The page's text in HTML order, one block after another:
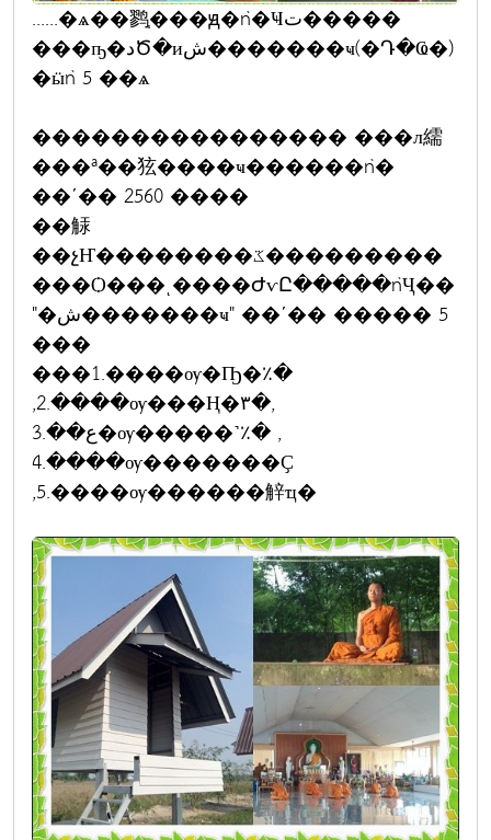
......�ѧ��鹨֧���ԭ�ǹ�Ҹت�����
���ҧ�دԾ�иش�������ҹ(�Դ�Ҩ�)
�ӹǹ 5 ��ѧ
���������������� ���л繻
���ª��㹡����ҹ������ǹ�
��ʹ�� 2560 ����
��觨
��չҤ��������ػ���������
���Ѻ���ͺ����ԺѵԸ�����ǹҶ��
"�ش�������ҹ" ��ʹ�� ����� 5
���
���1.����ѹ�Ҧ�٪�
,2.����ѹ���Ң�٣�,
3.��ع�ѹ�����˺٪� ,
4.����ѹ�������Ҫ
,5.����ѹ������觪ҵ�